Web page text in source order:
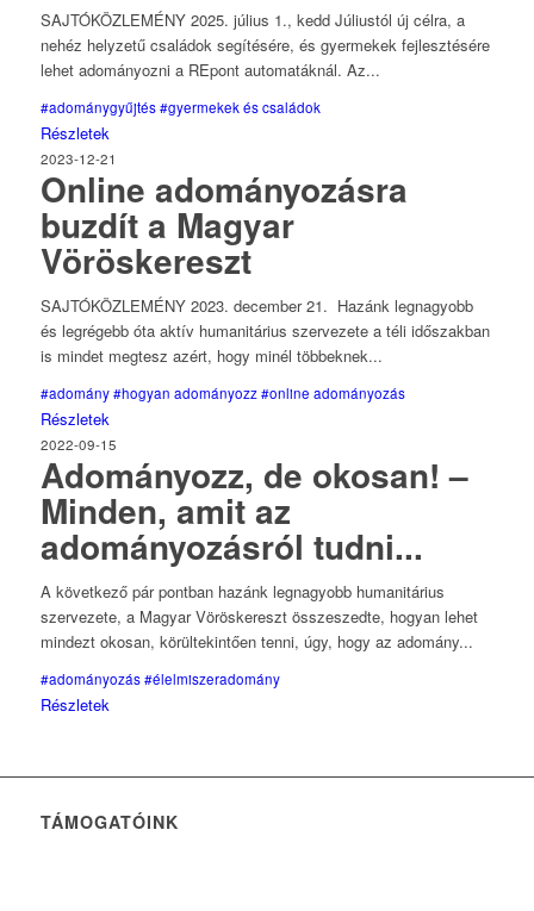
SAJTÓKÖZLEMÉNY 2025. július 1., kedd Júliustól új célra, a
nehéz helyzetű családok segítésére, és gyermekek fejlesztésére
lehet adományozni a REpont automatáknál. Az...
#adománygyűjtés #gyermekek és családok
Részletek
2023-12-21
Online adományozásra
buzdít a Magyar
Vöröskereszt
SAJTÓKÖZLEMÉNY 2023. december 21. Hazánk legnagyobb
és legrégebb óta aktív humanitárius szervezete a téli időszakban
is mindet megtesz azért, hogy minél többeknek...
#adomány #hogyan adományozz #online adományozás
Részletek
2022-09-15
Adományozz, de okosan! –
Minden, amit az
adományozásról tudni...
A következő pár pontban hazánk legnagyobb humanitárius
szervezete, a Magyar Vöröskereszt összeszedte, hogyan lehet
mindezt okosan, körültekintően tenni, úgy, hogy az adomány...
#adományozás #élelmiszeradomány
Részletek
TÁMOGATÓINK